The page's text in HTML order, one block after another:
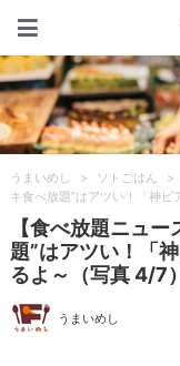
うまいめし > ソトごはん >
キ食べ放題”はアツい！「神
【食べ放題ニュ
題”はアツい！「
るよ～（写真 4/7）
うまいめし